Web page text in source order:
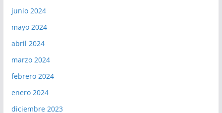
junio 2024
mayo 2024
abril 2024
marzo 2024
febrero 2024
enero 2024
diciembre 2023